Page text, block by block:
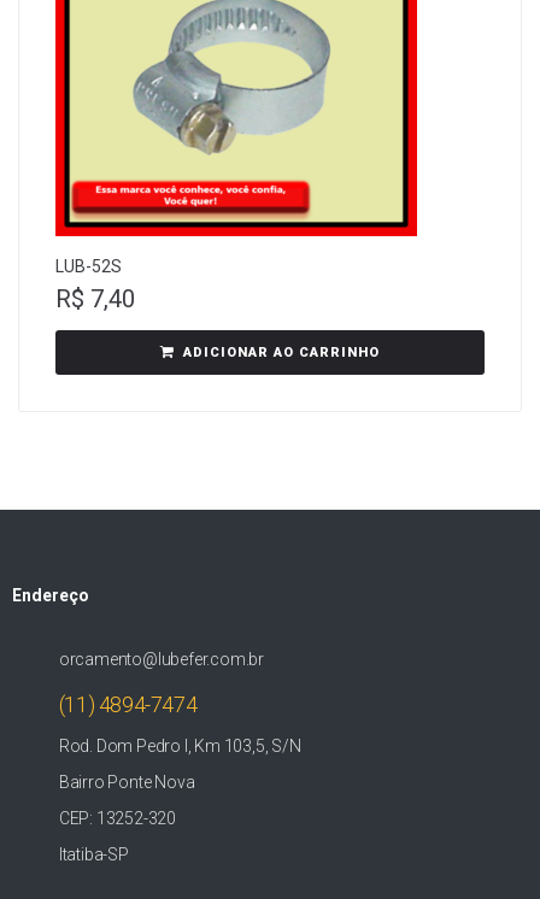
LUB-52S
R$ 7,40
ADICIONAR AO CARRINHO
Endereço
orcamento@lubefer.com.br
(11) 4894-7474
Rod. Dom Pedro I, Km 103,5, S/N
Bairro Ponte Nova
CEP: 13252-320
Itatiba-SP